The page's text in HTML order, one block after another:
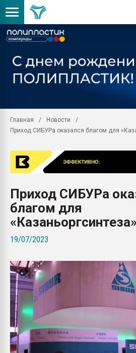
Главная
Новости
Приход СИБУРа оказался благом для
Приход СИБУРа
благом для
«Казаньоргсинтеза»
19/07/2023